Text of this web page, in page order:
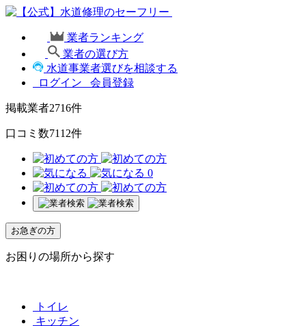
業者ランキング
業者の選び方
水道事業者選びを相談する
ログイン
会員登録
掲載業者2716件
口コミ数7112件
0
お急ぎの方
お困りの場所から探す
トイレ
キッチン